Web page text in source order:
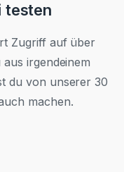
testen
Zugriff auf über
irgendeinem
du von unserer 30
machen.